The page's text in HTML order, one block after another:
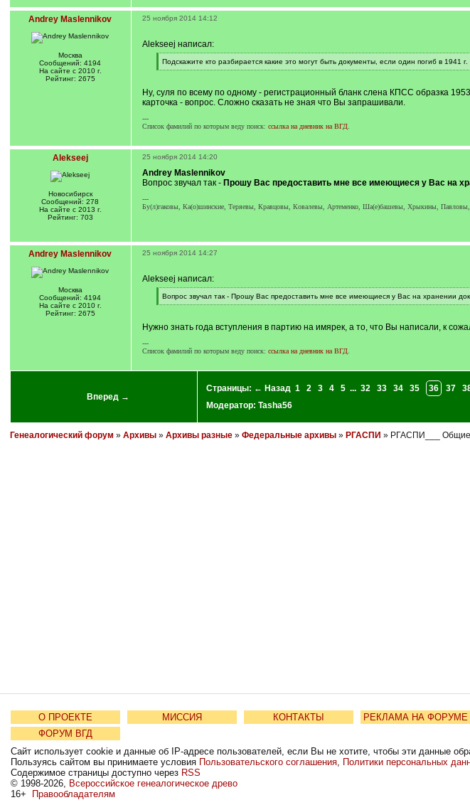
Andrey Maslennikov
Москва
Сообщений: 4194
На сайте с 2010 г.
Рейтинг: 2675
25 ноября 2014 14:12
Alekseej написал:
[
q
Подскажите кто разбирается какие это могут быть документы, если один погиб в 1941
[
]
Ну, суля по всему по одному - регистрационный бланк слена КПСС образка
карточка - вопрос. Сложно сказать не зная что Вы запрашивали.
---
Список фамилий по которым веду поиск: ссылка на дневник на ВГД.
Alekseej
Новосибирск
Сообщений: 278
На сайте с 2013 г.
Рейтинг: 703
25 ноября 2014 14:20
Andrey Maslennikov
Вопрос звучал так - Прошу Вас предоставить мне все имеющиеся у Вас на
---
Бу(л)гаковы, Ка(о)шинские, Теряевы, Кравцовы, Ковалевы, Артеменко, Ша(е)башевы, Хрыкины,
Andrey Maslennikov
Москва
Сообщений: 4194
На сайте с 2010 г.
Рейтинг: 2675
25 ноября 2014 14:27
Alekseej написал:
[
q
Вопрос звучал так - Прошу Вас предоставить мне все имеющиеся у Вас на хранении
[
]
Нужно знать года вступления в партию на имярек, а то, что Вы написали, к
---
Список фамилий по которым веду поиск: ссылка на дневник на ВГД.
Вперед →
Страницы: ← Назад 1 2 3 4 5 ... 32 33 34 35 36 37
Модератор: Tasha56
Генеалогический форум » Архивы» Архивы разные» Федеральные архивы» РГАСПИ » РГАСПИ___ Общие
О ПРОЕКТЕ МИССИЯ КОНТАКТЫ РЕКЛАМА НА ФОРУМЕ
ФОРУМ ВГД
Сайт использует cookie и данные об IP-адресе пользователей, если Вы не хотите, чтобы эти данные
Пользуясь сайтом вы принимаете условия Пользовательского соглашения, Политики персональных
Содержимое страницы доступно через RSS
© 1998-2026, Всероссийское генеалогическое древо
16+
Правообладателям